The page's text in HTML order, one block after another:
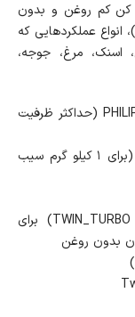
کن کم روغن و بدون
(چند کاره )، انواع عملکردهایی که
مرغ، جوجه،
ظرفیت حجم کاسه سرخ کن PHILIPS HD9650 (حداکثر ظرفیت
ظرفیت حجم روغن: ۳ الی ۱۴ میلی لیتر (برای ۱ کیلو گرم سیب
سیسیتم گرمایشی تکنو لوژی ( TWIN_TURBO STAR) برای
بدون روغن